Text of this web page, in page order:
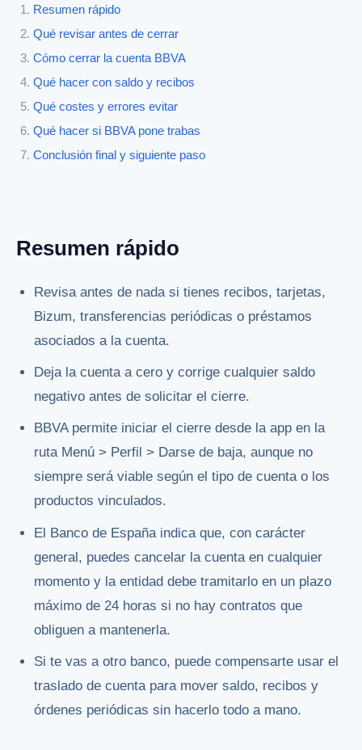
Resumen rápido
Qué revisar antes de cerrar
Cómo cerrar la cuenta BBVA
Qué hacer con saldo y recibos
Qué costes y errores evitar
Qué hacer si BBVA pone trabas
Conclusión final y siguiente paso
Resumen rápido
Revisa antes de nada si tienes recibos, tarjetas,
Bizum, transferencias periódicas o préstamos
asociados a la cuenta.
Deja la cuenta a cero y corrige cualquier saldo
negativo antes de solicitar el cierre.
BBVA permite iniciar el cierre desde la app en la
ruta Menú > Perfil > Darse de baja, aunque no
siempre será viable según el tipo de cuenta o los
productos vinculados.
El Banco de España indica que, con carácter
general, puedes cancelar la cuenta en cualquier
momento y la entidad debe tramitarlo en un plazo
máximo de 24 horas si no hay contratos que
obliguen a mantenerla.
Si te vas a otro banco, puede compensarte usar el
traslado de cuenta para mover saldo, recibos y
órdenes periódicas sin hacerlo todo a mano.